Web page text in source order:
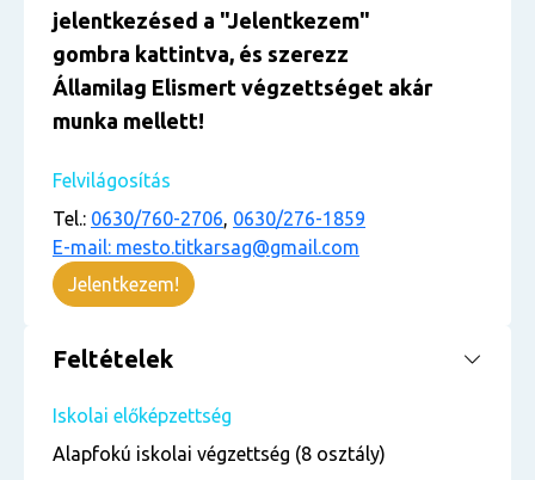
jelentkezésed a "Jelentkezem"
gombra kattintva, és szerezz
Államilag Elismert végzettséget akár
munka mellett!
Felvilágosítás
Tel.: 0630/760-2706, 0630/276-1859
E-mail: mesto.titkarsag@gmail.com
Jelentkezem!
Feltételek
Iskolai előképzettség
Alapfokú iskolai végzettség (8 osztály)